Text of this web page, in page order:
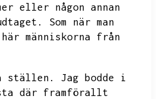
eller någon annan
Som när man
människorna från
ställen.
Jag bodde i
där framförallt